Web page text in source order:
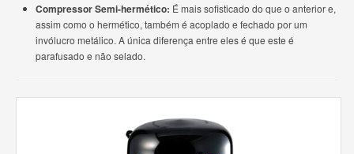
Compressor Semi-hermético: É mais sofisticado do que o anterior e,
assim como o hermético, também é acoplado e fechado por um
invólucro metálico. A única diferença entre eles é que este é
parafusado e não selado.